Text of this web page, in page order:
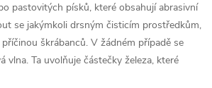
pastovitých písků, které obsahují abrasivní
se jakýmkoli drsným čisticím prostředkům,
škrábanců. V žádném případě se
vlna. Ta uvolňuje částečky železa, které